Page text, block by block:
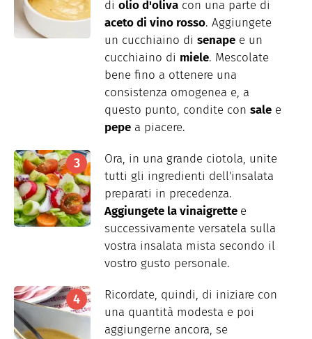
di olio d'oliva con una parte di
aceto di vino rosso. Aggiungete
un cucchiaino di senape e un
cucchiaino di miele. Mescolate
bene fino a ottenere una
consistenza omogenea e, a
questo punto, condite con sale e
pepe a piacere.
Ora, in una grande ciotola, unite
tutti gli ingredienti dell'insalata
preparati in precedenza.
Aggiungete la vinaigrette e
successivamente versatela sulla
vostra insalata mista secondo il
vostro gusto personale.
Ricordate, quindi, di iniziare con
una quantità modesta e poi
aggiungerne ancora, se